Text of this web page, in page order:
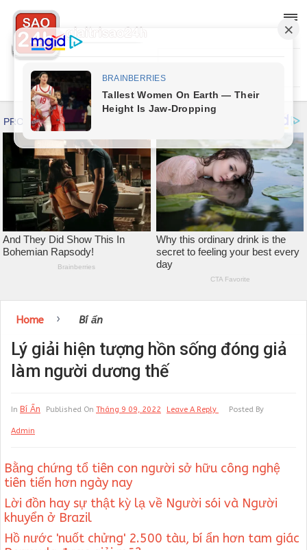
Home › Bí ẩn
Lý giải hiện tượng hồn sống đóng giả
làm người dương thế
In Bí Ẩn Published On Tháng 9 09, 2022 Leave A Reply Posted By
Admin
Bằng chứng tổ tiên con người sở hữu công nghệ
tiên tiến hơn ngày nay
Lời đồn hay sự thật kỳ lạ về Người sói và Người
khuyển ở Brazil
Hồ nước 'nuốt chửng' 2.500 tàu, bí ẩn hơn tam giác